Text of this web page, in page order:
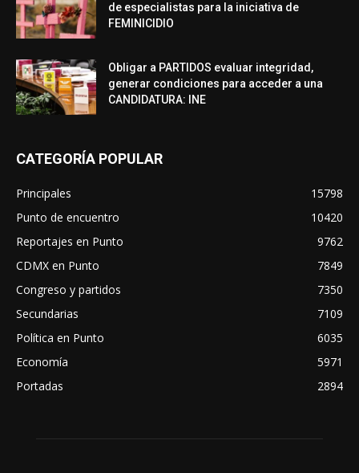
de especialistas para la iniciativa de
FEMINICIDIO
Obligar a PARTIDOS evaluar integridad,
generar condiciones para acceder a una
CANDIDATURA: INE
CATEGORÍA POPULAR
Principales
15798
Punto de encuentro
10420
Reportajes en Punto
9762
CDMX en Punto
7849
Congreso y partidos
7350
Secundarias
7109
Política en Punto
6035
Economía
5971
Portadas
2894